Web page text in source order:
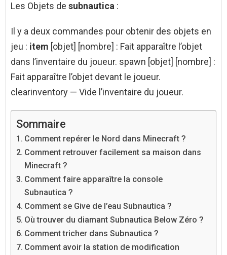
Les Objets de subnautica :
Il y a deux commandes pour obtenir des objets en
jeu : item [objet] [nombre] : Fait apparaître l’objet
dans l’inventaire du joueur. spawn [objet] [nombre] :
Fait apparaître l’objet devant le joueur.
clearinventory — Vide l’inventaire du joueur.
Sommaire
Comment repérer le Nord dans Minecraft ?
Comment retrouver facilement sa maison dans
Minecraft ?
Comment faire apparaître la console
Subnautica ?
Comment se Give de l’eau Subnautica ?
Où trouver du diamant Subnautica Below Zéro ?
Comment tricher dans Subnautica ?
Comment avoir la station de modification